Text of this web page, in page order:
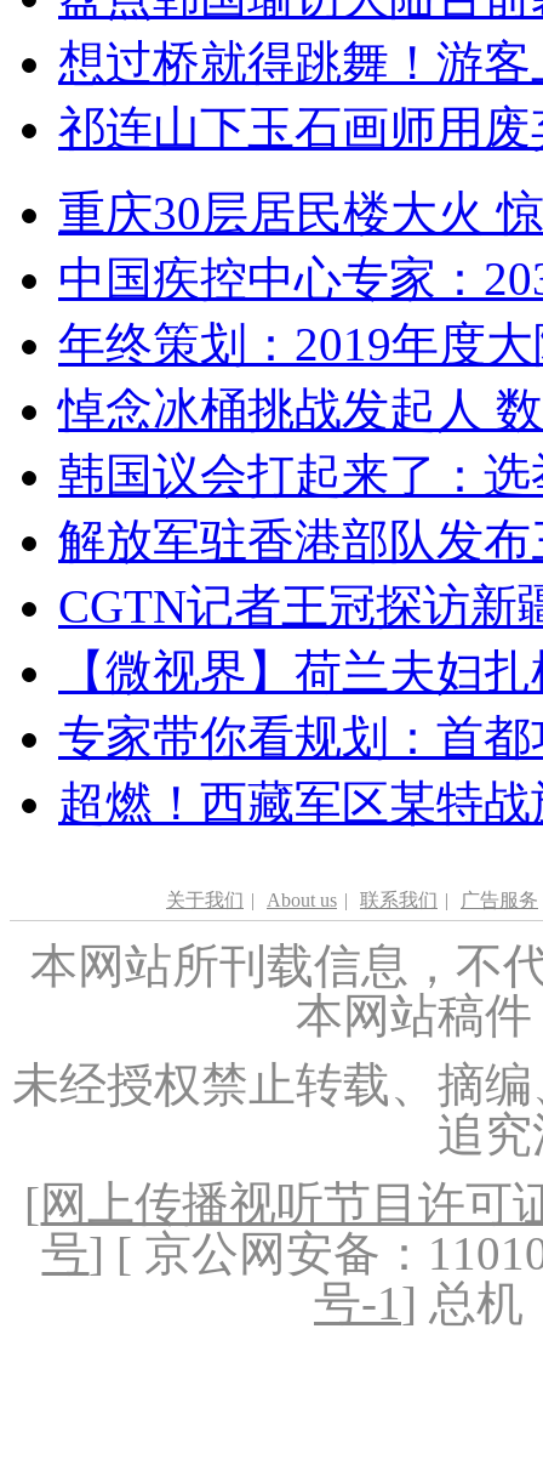
想过桥就得跳舞！游客
祁连山下玉石画师用
重庆30层居民楼大火
中国疾控中心专家：
年终策划：2019年度
悼念冰桶挑战发起人
韩国议会打起来了：
解放军驻香港部队发
CGTN记者王冠探访新
【微视界】荷兰夫妇
专家带你看规划：首
超燃！西藏军区某特
关于我们 | About us | 联系我们 | 广告服务
本网站所刊载信息，不
本网站稿
未经授权禁止转载、摘
追
[网上传播视听节目许可
号] [ 京公网安备：
号-1] 总机